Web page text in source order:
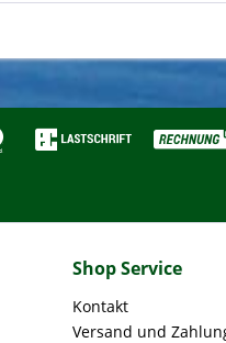
Shop Service
Kontakt
Versand und